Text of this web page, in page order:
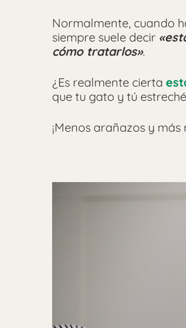
Normalmente, cuando
siempre suele decir
cómo tratarlos».
¿Es realmente cierta
que tu gato y tú
¡Menos arañazos y